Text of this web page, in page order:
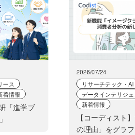
6257-1740
d.co.jp
情報を提供されることの任意性につ
当社に個人情報を提供されるかど
けない場合、適切な対応ができない
ース
着情報
「進学ブ
2026/07/24
リサーチテック・AI
データインテリジ
新着情報
【コーディスト
の理由」をグラ